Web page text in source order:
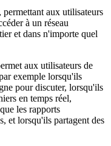
aux utilisateurs
à un réseau
et dans n'importe quel
aux utilisateurs de
exemple lorsqu'ils
pour discuter, lorsqu'ils
en temps réel,
les rapports
et lorsqu'ils partagent des